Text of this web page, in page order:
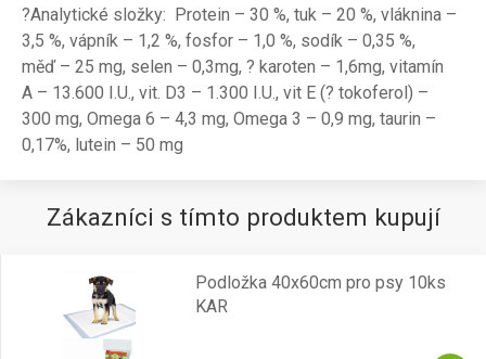
?Analytické složky: Protein – 30 %, tuk – 20 %, vláknina –
3,5 %, vápník – 1,2 %, fosfor – 1,0 %, sodík – 0,35 %,
měď – 25 mg, selen – 0,3mg, ? karoten – 1,6mg, vitamín
A – 13.600 I.U., vit. D3 – 1.300 I.U., vit E (? tokoferol) –
300 mg, Omega 6 – 4,3 mg, Omega 3 – 0,9 mg, taurin –
0,17%, lutein – 50 mg
Zákazníci s tímto produktem kupují
Podložka 40x60cm pro psy 10ks
KAR